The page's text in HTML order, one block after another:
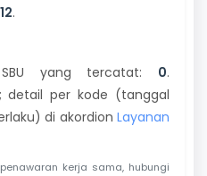
.
SBU yang tercatat: 0.
detail per kode (tanggal
di akordion Layanan
kerja sama, hubungi